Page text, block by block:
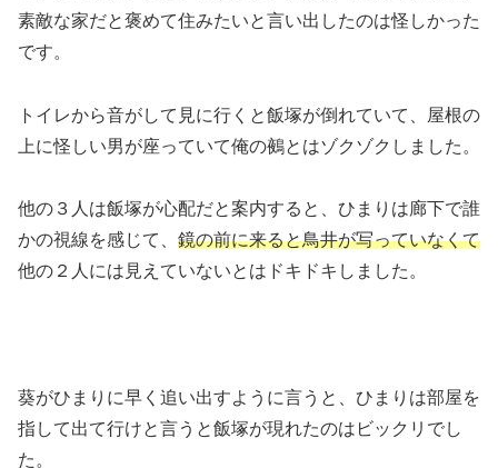
素敵な家だと褒めて住みたいと言い出したのは怪しかった
です。
トイレから音がして見に行くと飯塚が倒れていて、屋根の
上に怪しい男が座っていて俺の鵺とはゾクゾクしました。
他の３人は飯塚が心配だと案内すると、ひまりは廊下で誰
かの視線を感じて、 鏡の前に来ると鳥井が写っていなくて
他の２人には見えていないとはドキドキしました。
葵がひまりに早く追い出すように言うと、ひまりは部屋を
指して出て行けと言うと飯塚が現れたのはビックリでし
た。